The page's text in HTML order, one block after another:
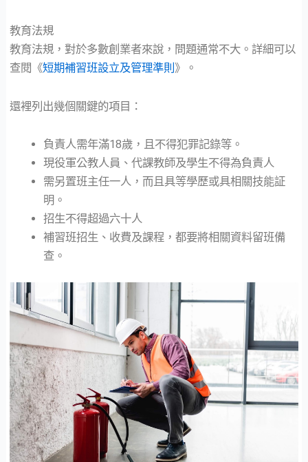
教育法規
教育法規，對於多數創業者來說，問題通常不大。詳細可以
查閱《短期補習班設立及管理準則 》。
還裡列出幾個關鍵的項目：
負責人需年滿18歲，且不得犯罪記錄等。
現役軍公教人員、代課教師及學生不得為負責人
需另置班主任一人，而且具等學歷或具相關技能証
明。
招生不得超過六十人
補習班招生、收費及課程，都要將相關資料留班備
查。